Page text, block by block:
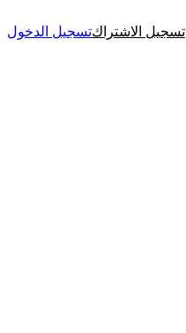
تسجيل الاشتراكتسجيل الدخول